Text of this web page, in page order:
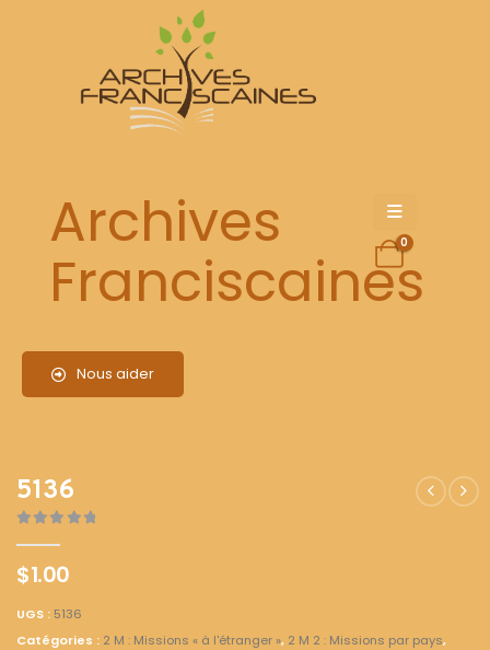
Archives
Franciscaines
Nous aider
0
5136
$1.00
UGS : 5136
Catégories : 2 M : Missions « à l'étranger », 2 M 2 : Missions par pays,